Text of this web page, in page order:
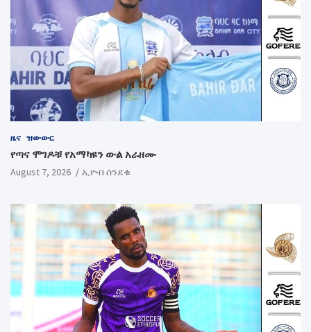
ዜና ዝውውር
የጣና ሞገዶቹ የአማካዩን ውል አራዘሙ
August 7, 2026 ኢዮብ ሰንደቁ